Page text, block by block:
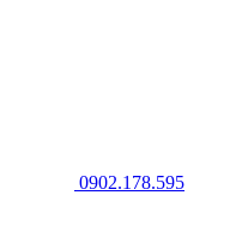
0902.178.595